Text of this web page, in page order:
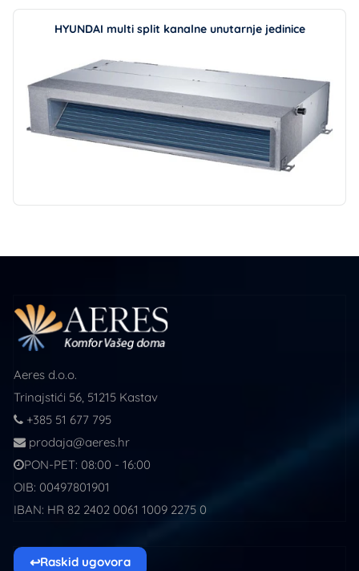
HYUNDAI multi split kanalne unutarnje jedinice
Aeres d.o.o.
Trinajstići 56, 51215 Kastav
+385 51 677 795
prodaja@aeres.hr
PON-PET: 08:00 - 16:00
OIB: 00497801901
IBAN: HR 82 2402 0061 1009 2275 0
↩Raskid ugovora